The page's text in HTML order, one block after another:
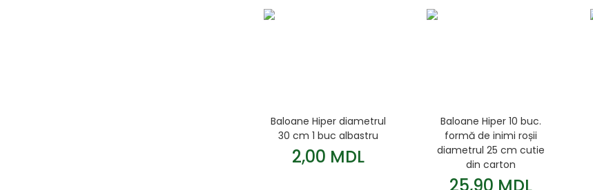
Baloane Hiper diametrul
30 cm 1 buc albastru
2,00 MDL
Baloane Hiper 10 buc.
formă de inimi roșii
diametrul 25 cm cutie
din carton